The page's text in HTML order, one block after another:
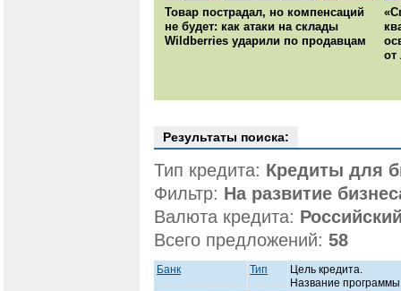
Товар пострадал, но компенсаций
не будет: как атаки на склады
Wildberries ударили по продавцам
от
Результаты поиска:
Тип кредита: Кредиты для
Фильтр: На развитие
Валюта кредита:
Всего предложений: 58
Банк Тип
Цель кредита.
Название программы